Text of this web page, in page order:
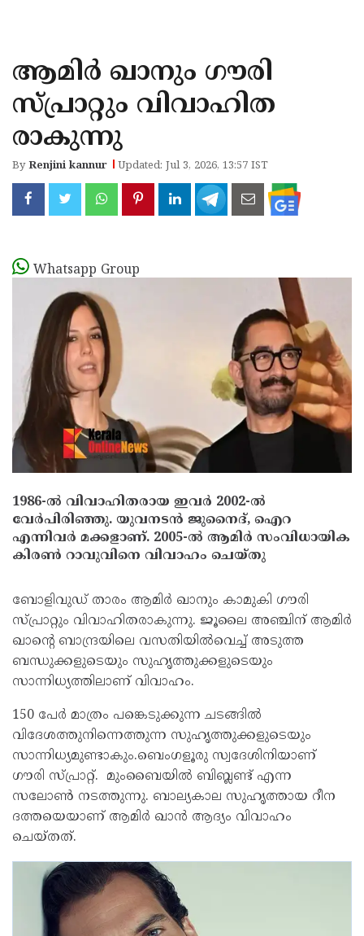
KANNUR
KASARAGOD
ആമിർ ഖാനും ഗൗരി
സ്പ്രാറ്റും വിവാഹിത
രാകുന്നു
ByRenjini kannur Updated: Jul 3, 2026, 13:57 IST
Whatsapp Group
1986-ൽ വിവാഹിതരായ ഇവർ 2002-ൽ
വേർപിരിഞ്ഞു. യുവനടൻ ജുനൈദ്, ഐറ
എന്നിവർ മക്കളാണ്. 2005-ൽ ആമിർ സംവിധായിക
കിരൺ റാവുവിനെ വിവാഹം ചെയ്തു
ബോളിവുഡ് താരം ആമിർ ഖാനും കാമുകി ഗൗരി
സ്പ്രാറ്റും വിവാഹിതരാകുന്നു. ജൂലൈ അഞ്ചിന് ആമിർ
ഖാന്റെ ബാന്ദ്രയിലെ വസതിയിൽവെച്ച് അടുത്ത
ബന്ധുക്കളുടെയും സുഹൃത്തുക്കളുടെയും
സാന്നിധ്യത്തിലാണ് വിവാഹം.
150 പേർ മാത്രം പങ്കെടുക്കുന്ന ചടങ്ങിൽ
വിദേശത്തുനിന്നെത്തുന്ന സുഹൃത്തുക്കളുടെയും
സാന്നിധ്യമുണ്ടാകും.ബെംഗളൂരു സ്വദേശിനിയാണ്
ഗൗരി സ്പ്രാറ്റ്. മുംബൈയിൽ ബിബ്ലണ്ട് എന്ന
സലോൺ നടത്തുന്നു. ബാല്യകാല സുഹൃത്തായ റീന
ദത്തയെയാണ് ആമിർ ഖാൻ ആദ്യം വിവാഹം
ചെയ്തത്.